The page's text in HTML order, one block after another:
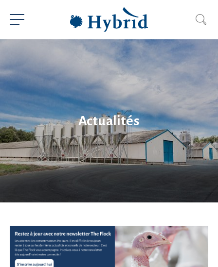
Actualités